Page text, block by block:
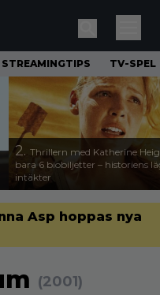
STREAMINGTIPS TV-SPEL
2. Thrillern med Katherine
bara 6 biobiljetter – historiens
intäkter
Asp hoppas nya
(2001)